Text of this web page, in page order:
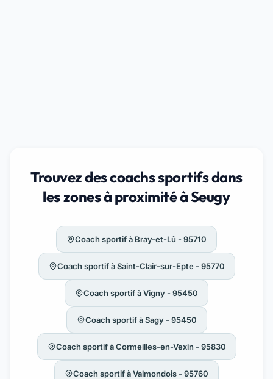
Trouvez des coachs sportifs dans
les zones à proximité à Seugy
Coach sportif à Bray-et-Lû - 95710
Coach sportif à Saint-Clair-sur-Epte - 95770
Coach sportif à Vigny - 95450
Coach sportif à Sagy - 95450
Coach sportif à Cormeilles-en-Vexin - 95830
Coach sportif à Valmondois - 95760